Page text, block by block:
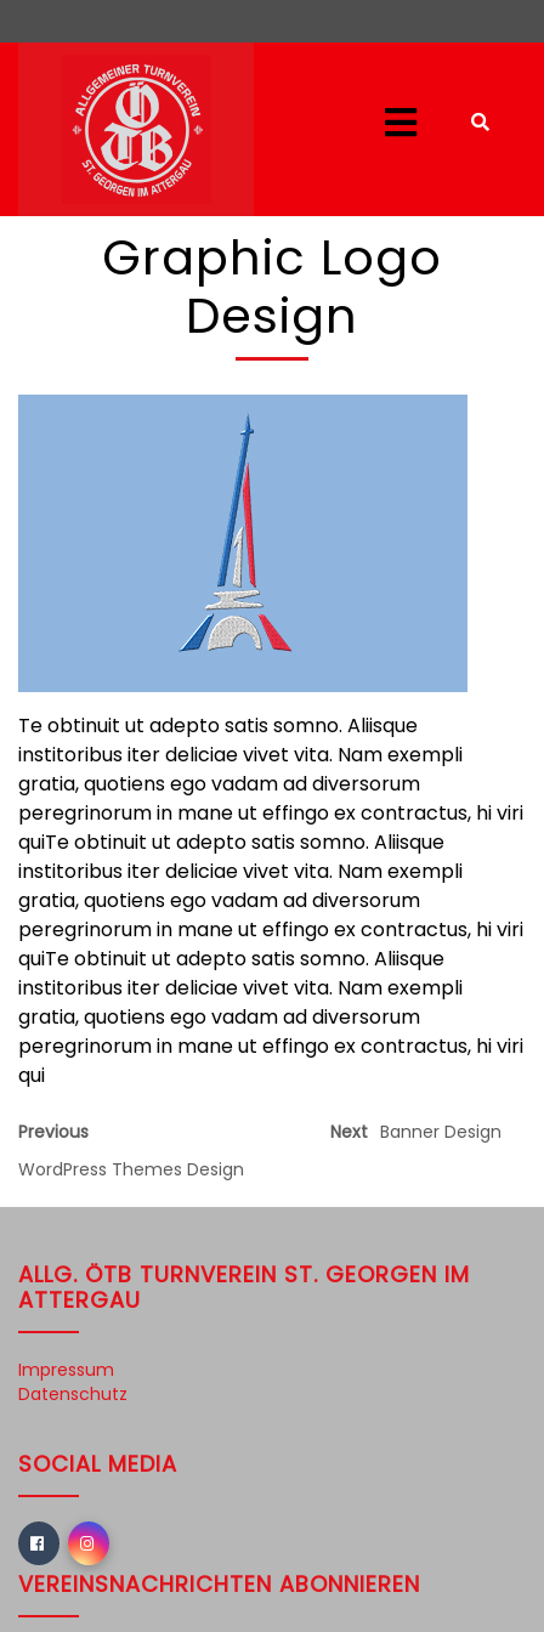
Graphic Logo
Design
Te obtinuit ut adepto satis somno. Aliisque
institoribus iter deliciae vivet vita. Nam exempli
gratia, quotiens ego vadam ad diversorum
peregrinorum in mane ut effingo ex contractus, hi viri
quiTe obtinuit ut adepto satis somno. Aliisque
institoribus iter deliciae vivet vita. Nam exempli
gratia, quotiens ego vadam ad diversorum
peregrinorum in mane ut effingo ex contractus, hi viri
quiTe obtinuit ut adepto satis somno. Aliisque
institoribus iter deliciae vivet vita. Nam exempli
gratia, quotiens ego vadam ad diversorum
peregrinorum in mane ut effingo ex contractus, hi viri
qui
Previous
WordPress Themes Design
Next Banner Design
ALLG. ÖTB TURNVEREIN ST. GEORGEN IM
ATTERGAU
Impressum
Datenschutz
SOCIAL MEDIA
VEREINSNACHRICHTEN ABONNIEREN